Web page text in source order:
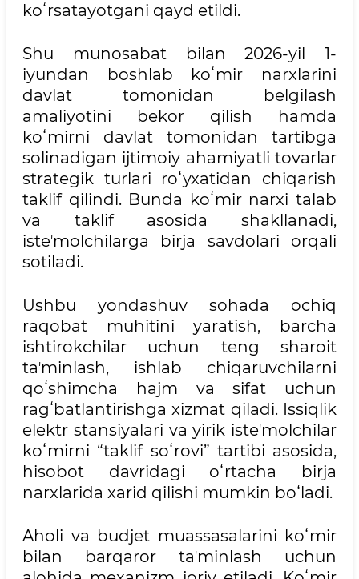
koʻrsatayotgani qayd etildi.
Shu munosabat bilan 2026-yil 1-
iyundan boshlab koʻmir narxlarini
davlat tomonidan belgilash
amaliyotini bekor qilish hamda
koʻmirni davlat tomonidan tartibga
solinadigan ijtimoiy ahamiyatli tovarlar
strategik turlari roʻyxatidan chiqarish
taklif qilindi. Bunda koʻmir narxi talab
va taklif asosida shakllanadi,
isteʼmolchilarga birja savdolari orqali
sotiladi.
Ushbu yondashuv sohada ochiq
raqobat muhitini yaratish, barcha
ishtirokchilar uchun teng sharoit
taʼminlash, ishlab chiqaruvchilarni
qoʻshimcha hajm va sifat uchun
ragʻbatlantirishga xizmat qiladi. Issiqlik
elektr stansiyalari va yirik isteʼmolchilar
koʻmirni “taklif soʻrovi” tartibi asosida,
hisobot davridagi oʻrtacha birja
narxlarida xarid qilishi mumkin boʻladi.
Aholi va budjet muassasalarini koʻmir
bilan barqaror taʼminlash uchun